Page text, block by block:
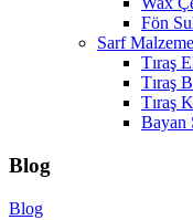
Fön
Sarf
Tıraş
Tıraş
Tıraş
Bayan
Blog
Blog